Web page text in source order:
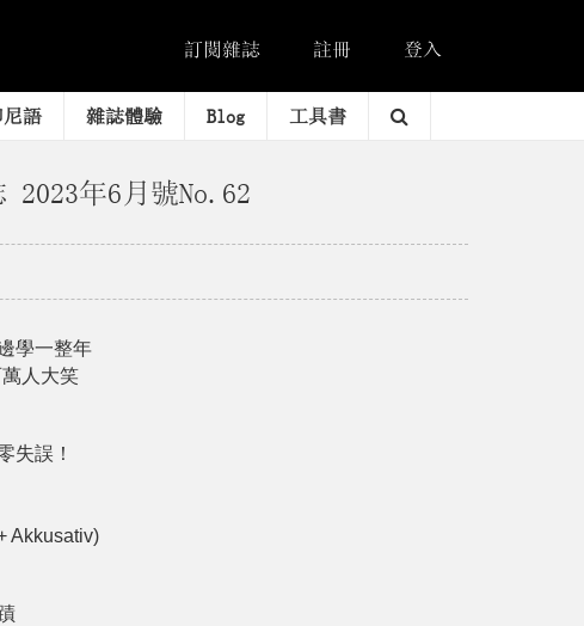
訂閱雜誌 註冊 登入
尼語 雜誌體驗 Blog 工具書
2023年6月號No.62
學一整年
人大笑
失誤！
Akkusativ)